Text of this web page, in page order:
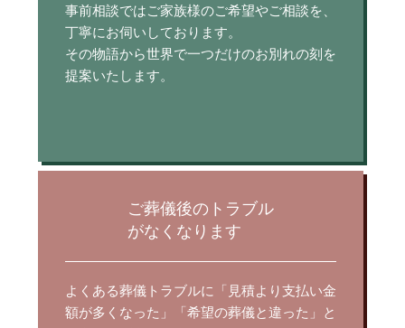
みなさん、こんにちは。 本日も平安会館・文十鳳
凰殿ブロ……
事前相談ではご家族様のご希望やご相談を、
丁寧にお伺いしております。
その物語から世界で一つだけのお別れの刻を
提案いたします。
ご葬儀後のトラブル
がなくなります
よくある葬儀トラブルに「見積より支払い金
額が多くなった」「希望の葬儀と違った」と